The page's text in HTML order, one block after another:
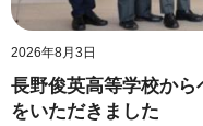
2026年8月3日
長野俊英高等学校か
をいただきました